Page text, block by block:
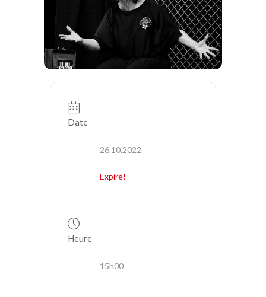
Date
26.10.2022
Expiré!
Heure
15h00